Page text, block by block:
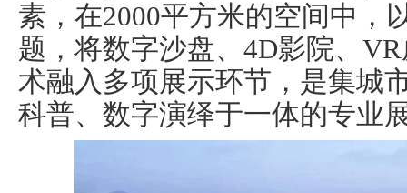
素，在2000平方米的空间中，
题，将数字沙盘、4D影院、
术融入多项展示环节，是集城
科普、数字演绎于一体的专业